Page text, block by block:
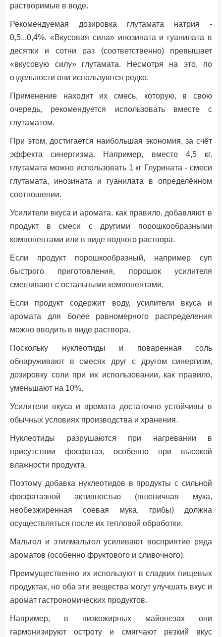
растворимые в воде.
Рекомендуемая дозировка глутамата натрия -
0,5...0,4%. «Вкусовая сила» инозината и гуанилата в
десятки и сотни раз (соответственно) превышает
«вкусовую силу» глутамата. Несмотря на это, по
отдельности они используются редко.
Применение находит их смесь, которую, в свою
очередь, рекомендуется использовать вместе с
глутаматом.
При этом, достигается наибольшая экономия, за счёт
эффекта синергизма. Например, вместо 4,5 кг.
глутамата можно использовать 1 кг Глурината - смеси
глутамата, инозината и гуанилата в определённом
соотношении.
Усилители вкуса и аромата, как правило, добавляют в
продукт в смеси с другими порошкообразными
компонентами или в виде водного раствора.
Если продукт порошкообразный, например суп
быстрого приготовления, порошок усилителя
смешивают с остальными компонентами.
Если продукт содержит воду, усилители вкуса и
аромата для более равномерного распределения
можно вводить в виде раствора.
Поскольку нуклеотиды и поваренная соль
обнаруживают в смесях друг с другом синергизм,
дозировку соли при их использовании, как правило,
уменьшают на 10%.
Усилители вкуса и аромата достаточно устойчивы в
обычных условиях производства и хранения.
Нуклеотиды разрушаются при нагревании в
присутствии фосфатаз, особенно при высокой
влажности продукта.
Поэтому добавка нуклеотидов в продукты с сильной
фосфатазной активностью (пшеничная мука,
необезжиренная соевая мука, грибы) должна
осуществляться после их тепловой обработки.
Мальтол и этилмальтол усиливают восприятие ряда
ароматов (особенно фруктового и сливочного).
Преимущественно их используют в сладких пищевых
продуктах, но оба эти вещества могут улучшать вкус и
аромат гастрономических продуктов.
Например, в низкожирных майонезах они
гармонизируют остроту и смягчают резкий вкус